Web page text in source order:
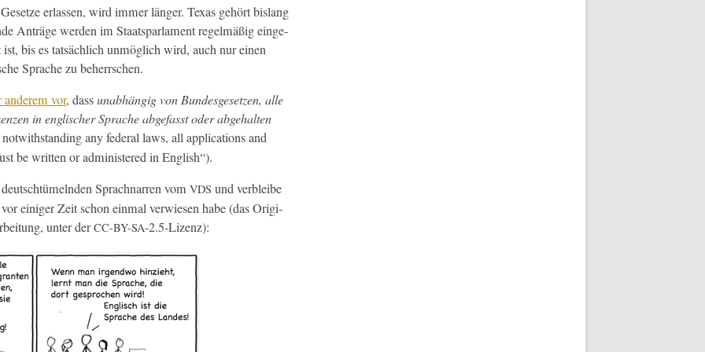
erlassen, wird immer länger. Texas gehört bis­lang
Anträge wer­den im Staatspar­la­ment regelmäßig einge­
bis es tat­säch­lich unmöglich wird, auch nur einen
Sprache zu beherrschen.
anderem vor, dassunab­hängig von Bun­des­ge­set­zen, alle
in englis­ch­er Sprache abge­fasst oder abge­hal­ten
any fed­er­al laws, all appli­ca­tions and
be writ­ten or admin­is­tered in English“).
Sprach­nar­ren vom VDS und verbleibe
einiger Zeit schon ein­mal ver­wiesen habe (das Orig­i­
unter derCC-BY-SA‑2.5‑Lizenz):